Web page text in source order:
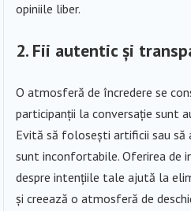
opiniile liber.
2. Fii autentic și
O atmosferă de încredere se
participanții la conversație sunt
Evită să folosești artificii sau să
sunt inconfortabile. Oferirea de
despre intențiile tale ajută la
și creează o atmosferă de